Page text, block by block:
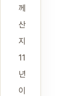
께
산
지
11
년
이